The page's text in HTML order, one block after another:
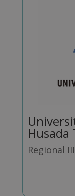
Husada
Regional III